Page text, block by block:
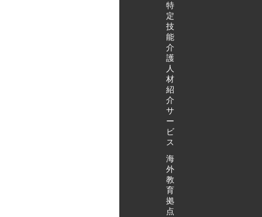
特
定
技
能
介
護
人
材
紹
介
サ
ー
ビ
ス
海
外
教
育
拠
点